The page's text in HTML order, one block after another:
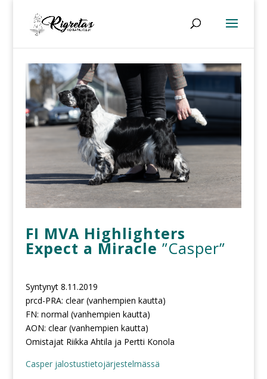
FI MVA Highlighters
Expect a Miracle ”Casper”
Syntynyt 8.11.2019
prcd-PRA: clear (vanhempien kautta)
FN: normal (vanhempien kautta)
AON: clear (vanhempien kautta)
Omistajat Riikka Ahtila ja Pertti Konola
Casper jalostustietojärjestelmässä